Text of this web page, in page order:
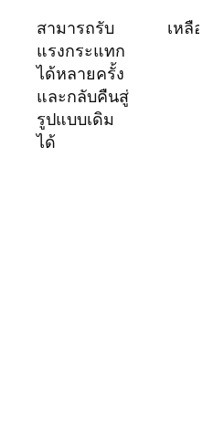
สามารถรับ
แรงกระแทก
ได้หลายครั้ง
และกลับคืนสู่
รูปแบบเดิม
ได้
เหลือ